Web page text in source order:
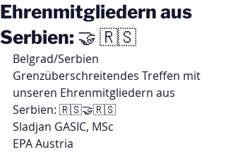
Ehrenmitgliedern aus
Serbien: 🤝 🇷🇸
Belgrad/Serbien
Grenzüberschreitendes Treffen mit
unseren Ehrenmitgliedern aus
Serbien: 🇷🇸🤝🇷🇸
Sladjan GASIC, MSc
EPA Austria